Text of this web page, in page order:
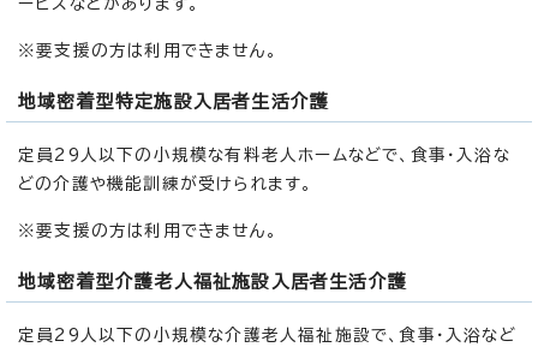
ービスなどがあります。
※要支援の方は利用できません。
地域密着型特定施設入居者生活介護
定員29人以下の小規模な有料老人ホームなどで、食事・入浴な
どの介護や機能訓練が受けられます。
※要支援の方は利用できません。
地域密着型介護老人福祉施設入居者生活介護
定員29人以下の小規模な介護老人福祉施設で、食事・入浴など